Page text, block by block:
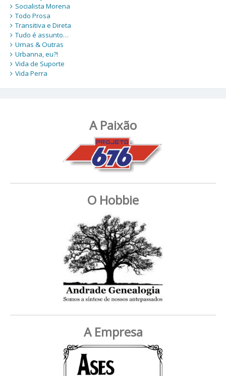
Socialista Morena
Todo Prosa
Transitiva e Direta
Tudo é assunto…
Umas & Outras
Urbanna, eu?!
Vida de Suporte
Vida Perra
A Paixão
O Hobbie
A Empresa